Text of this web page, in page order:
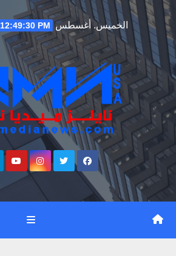
Skip
to
content
الخميس. أغسطس 6th, 2026 12:49:30 PM